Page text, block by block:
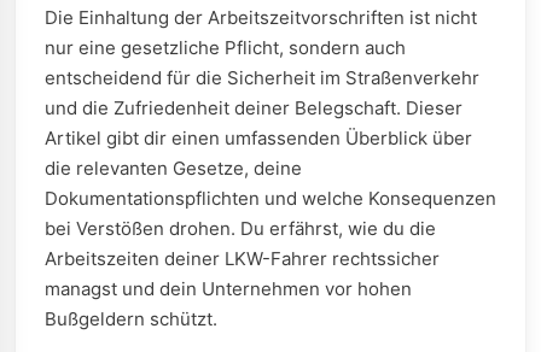
Die Einhaltung der Arbeitszeitvorschriften ist nicht
nur eine gesetzliche Pflicht, sondern auch
entscheidend für die Sicherheit im Straßenverkehr
und die Zufriedenheit deiner Belegschaft. Dieser
Artikel gibt dir einen umfassenden Überblick über
die relevanten Gesetze, deine
Dokumentationspflichten und welche Konsequenzen
bei Verstößen drohen. Du erfährst, wie du die
Arbeitszeiten deiner LKW-Fahrer rechtssicher
managst und dein Unternehmen vor hohen
Bußgeldern schützt.